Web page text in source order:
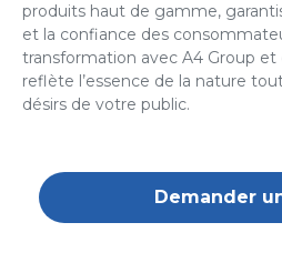
produits haut de gamme,
et la confiance des
transformation avec A4 Group
reflète l’essence de la nature
désirs de votre public.
Demander